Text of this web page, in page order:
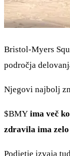
Bristol-Myers
področja
Njegovi najbolj
$BMY ima več
zdravila ima
Podjetje izvaja